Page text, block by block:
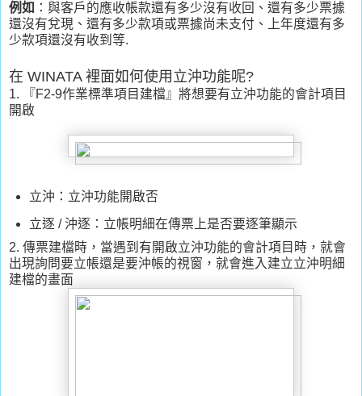
例如 ：與客戶的應收帳款還有多少沒有收回、還有多少票據
還沒有兌現、還有多少款項或票據尚未支付、上年度還有多
少款項還沒有收到等.
在 WINATA 裡面如何使用立沖功能呢?
1. 『F2-9作業標準項目建檔』將想要有立沖功能的會計項目
開啟
立沖：立沖功能開啟否
立逐 / 沖逐：立帳明細在傳票上是否要逐筆顯示
2. 傳票建檔時，當遇到有開啟立沖功能的會計項目時，就會
出現詢問要立帳還是要沖帳的視窗，就會進入建立立沖明細
建檔的畫面